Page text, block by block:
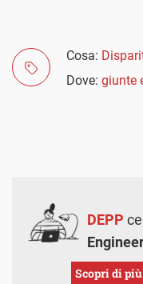
Cosa:
Dove: giunte
DEPP
Scopri di